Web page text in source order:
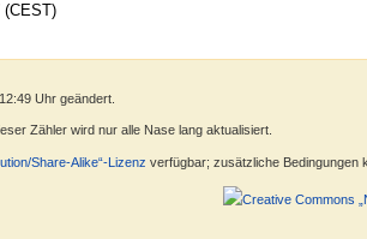
Uhr geändert.
Zähler wird nur alle Nase lang aktualisiert.
Share-Alike“-Lizenz verfügbar; zusätzliche Bedingungen